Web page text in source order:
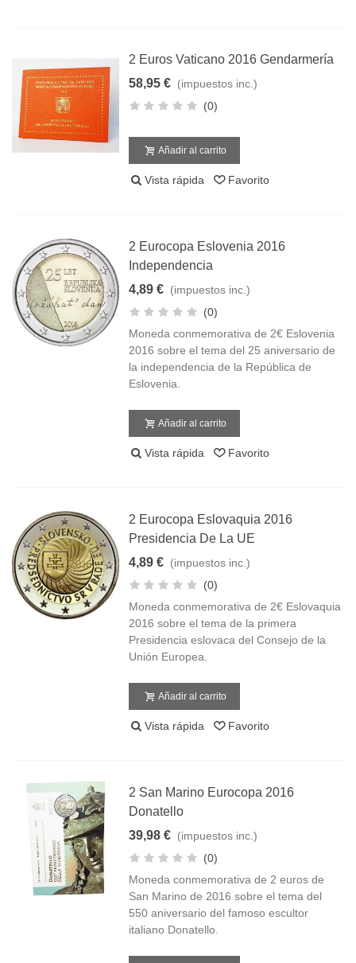
2 Euros Vaticano 2016 Gendarmería
58,95 € (impuestos inc.)
(0)
Añadir al carrito
Vista rápida Favorito
2 Eurocopa Eslovenia 2016
Independencia
4,89 € (impuestos inc.)
(0)
Moneda conmemorativa de 2€ Eslovenia
2016 sobre el tema del 25 aniversario de
la independencia de la República de
Eslovenia.
Añadir al carrito
Vista rápida Favorito
2 Eurocopa Eslovaquia 2016
Presidencia De La UE
4,89 € (impuestos inc.)
(0)
Moneda conmemorativa de 2€ Eslovaquia
2016 sobre el tema de la primera
Presidencia eslovaca del Consejo de la
Unión Europea.
Añadir al carrito
Vista rápida Favorito
2 San Marino Eurocopa 2016
Donatello
39,98 € (impuestos inc.)
(0)
Moneda conmemorativa de 2 euros de
San Marino de 2016 sobre el tema del
550 aniversario del famoso escultor
italiano Donatello.